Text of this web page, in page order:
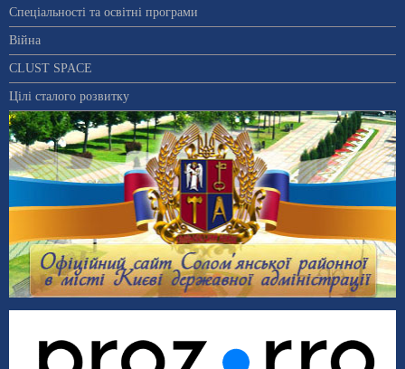
Спеціальності та освітні програми
Війна
CLUST SPACE
Цілі сталого розвитку